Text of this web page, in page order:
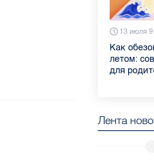
28 июля
личная
13 июля
Как
летом:
для
3 июля
СПб —
высокий
23 июня
Врач
причины
ахиллова
Лента